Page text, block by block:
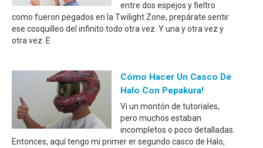
entre dos espejos y fieltro
como fueron pegados en la Twilight Zone, prepárate sentir
ese cosquilleo del infinito todo otra vez. Y una y otra vez y
otra vez. E
Cómo Hacer Un Casco De
Halo Con Pepakura!
Vi un montón de tutoriales,
pero muchos estaban
incompletos o poco detalladas.
Entonces, aquí tengo mi primer er segundo casco de Halo,